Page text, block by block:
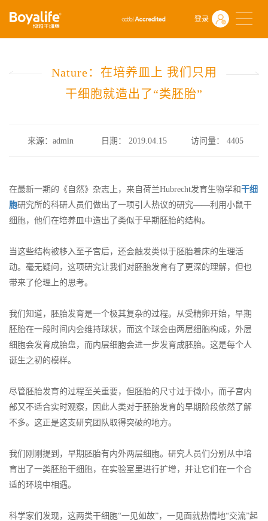
登录
首页 什么是干细胞
前沿动态
Nature：在培养皿上 我们只用干细胞就造出了“类胚胎”
Nature：在培养皿上 我们只用
干细胞就造出了“类胚胎”
来源：admin 日期： 2019.04.15 访问量：4405
在最新一期的《自然》杂志上，来自荷兰Hubrecht发育生物学和干细
胞研究所的科研人员们做出了一项引人热议的研究——利用小鼠干
细胞，他们在培养皿中造出了类似于早期胚胎的结构。
当这些结构被移入至子宫后，还会触发类似于胚胎着床的生理活
动。毫无疑问，这项研究让我们对胚胎发育有了更深的理解，但也
带来了伦理上的思考。
我们知道，胚胎发育是一个极其复杂的过程。从受精卵开始，早期
胚胎在一段时间内会维持球状，而这个球会由两层细胞构成，外层
细胞会发育成胎盘，而内层细胞会进一步发育成胚胎。这是每个人
诞生之初的模样。
尽管胚胎发育的过程至关重要，但胚胎的尺寸过于微小，而子宫内
部又不适合实时观察，因此人类对于胚胎发育的早期阶段依然了解
不多。这正是这支研究团队取得突破的地方。
我们刚刚提到，早期胚胎有内外两层细胞。研究人员们分别从中培
育出了一类胚胎干细胞，在实验室里进行扩增，并让它们在一个合
适的环境中相遇。
科学家们发现，这两类干细胞“一见如故”，一见面就热情地“交流”起